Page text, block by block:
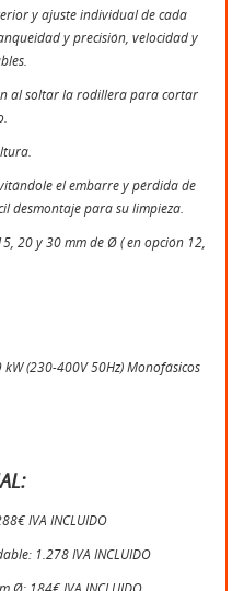
y ajuste individual de cada
y precisión, velocidad y
al soltar la rodillera para cortar
el embarre y pérdida de
desmontaje para su limpieza.
20 y 30 mm de Ø ( en opción 12,
(230-400V 50Hz) Monofásicos
IVA INCLUIDO
1.278 IVA INCLUIDO